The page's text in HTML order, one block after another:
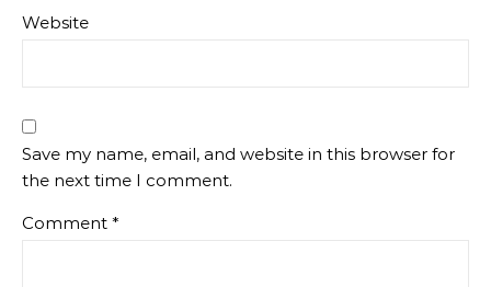
Website
Save my name, email, and website in this browser for
the next time I comment.
Comment *